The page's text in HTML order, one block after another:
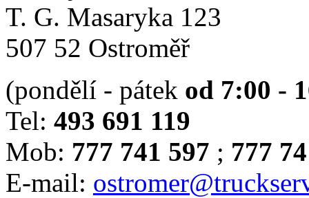
T. G. Masaryka 123
507 52 Ostroměř
(pondělí - pátek od 7:00 -
Tel: 493 691 119
Mob: 777 741 597 ; 777
E-mail: